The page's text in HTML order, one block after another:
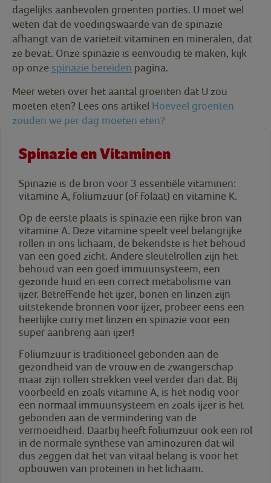
dagelijks aanbevolen groenten porties. U moet wel
weten dat de voedingswaarde van de spinazie
afhangt van de variëteit vitaminen en mineralen, dat
ze bevat. Onze spinazie is eenvoudig te maken, kijk
op onze spinazie bereiden pagina.
Meer weten over het aantal groenten dat U zou
moeten eten? Lees ons artikel Hoeveel groenten
zouden we per dag moeten eten?
Spinazie en Vitaminen
Spinazie is de bron voor 3 essentiële vitaminen:
vitamine A, foliumzuur (of folaat) en vitamine K.
Op de eerste plaats is spinazie een rijke bron van
vitamine A. Deze vitamine speelt veel belangrijke
rollen in ons lichaam, de bekendste is het behoud
van een goed zicht. Andere sleutelrollen zijn het
behoud van een goed immuunsysteem, een
gezonde huid en een correct metabolisme van
ijzer. Betreffende het ijzer, bonen en linzen zijn
uitstekende bronnen voor ijzer, probeer eens een
heerlijke curry met linzen en spinazie voor een
super aanbreng aan ijzer!
Foliumzuur is traditioneel gebonden aan de
gezondheid van de vrouw en de zwangerschap
maar zijn rollen strekken veel verder dan dat. Bij
voorbeeld en zoals vitamine A, is het nodig voor
een normaal immuunsysteem en zoals ijzer is het
gebonden aan de vermindering van de
vermoeidheid. Daarbij heeft foliumzuur ook een rol
in de normale synthese van aminozuren dat wil
dus zeggen dat het van vitaal belang is voor het
opbouwen van proteinen in het lichaam.